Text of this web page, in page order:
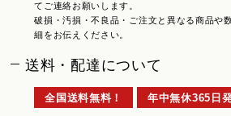
てご連絡お願いします。
破損・汚損・不良品・ご注文と異なる商品や
細をお伝えください。
送料・配達について
全国送料無料！ 年中無休365日